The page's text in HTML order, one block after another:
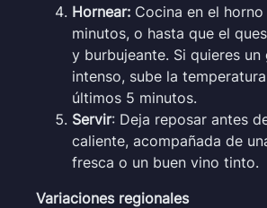
Hornear: Cocina en el
minutos, o hasta que el
y burbujeante. Si quieres
intenso, sube la
últimos 5 minutos.
Servir: Deja reposar antes
caliente, acompañada de
fresca o un buen vino tinto.
Variaciones regionales